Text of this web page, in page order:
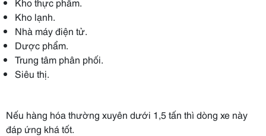
Kho lạnh.
Nhà máy điện tử.
Dược phẩm.
Trung tâm phân phối.
Siêu thị.
Nếu hàng hóa thường xuyên dưới 1,5 tấn thì dòng xe này
đáp ứng khá tốt.